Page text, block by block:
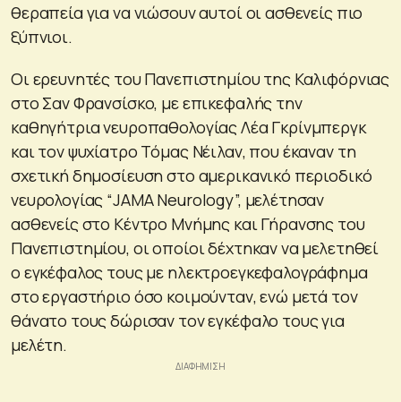
θεραπεία για να νιώσουν αυτοί οι ασθενείς πιο
ξύπνιοι.
Οι ερευνητές του Πανεπιστημίου της Καλιφόρνιας
στο Σαν Φρανσίσκο, με επικεφαλής την
καθηγήτρια νευροπαθολογίας Λέα Γκρίνμπεργκ
και τον ψυχίατρο Τόμας Νέιλαν, που έκαναν τη
σχετική δημοσίευση στο αμερικανικό περιοδικό
νευρολογίας “JAMA Neurology”, μελέτησαν
ασθενείς στο Κέντρο Μνήμης και Γήρανσης του
Πανεπιστημίου, οι οποίοι δέχτηκαν να μελετηθεί
ο εγκέφαλος τους με ηλεκτροεγκεφαλογράφημα
στο εργαστήριο όσο κοιμούνταν, ενώ μετά τον
θάνατο τους δώρισαν τον εγκέφαλο τους για
μελέτη.